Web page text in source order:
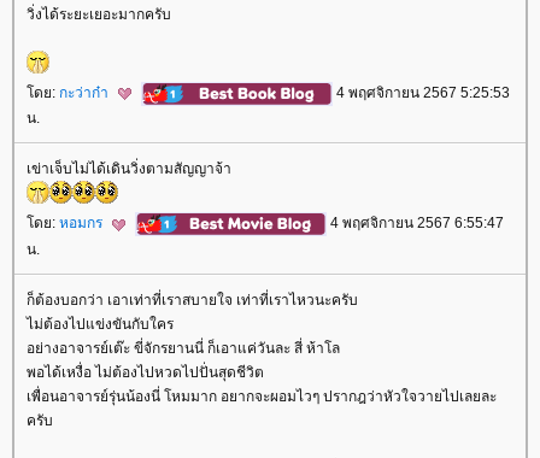
วิ่งได้ระยะเยอะมากครับ
ดย: กะว่าก๋า
4 พฤศจิกายน 2567 5:25:53
น.
เข่าเจ็บไม่ได้เดินวิ่งตามสัญญาจ้า
ดย: หอมกร
4 พฤศจิกายน 2567 6:55:47
น.
ก็ต้องบอกว่า เอาเท่าที่เราสบายใจ เท่าที่เราไหวนะครับ
ไม่ต้องไปแข่งขันกับใคร
อย่างอาจารย์เต๊ะ ขี่จักรยานนี่ ก็เอาแค่วันละ สี่ ห้าโล
พอได้เหงื่อ ไม่ต้องไปหวดไปปั่นสุดชีวิต
เพื่อนอาจารย์รุ่นน้องนี่ โหมมาก อยากจะผอมไวๆ ปรากฎว่าหัวใจวายไปเลยละ
ครับ